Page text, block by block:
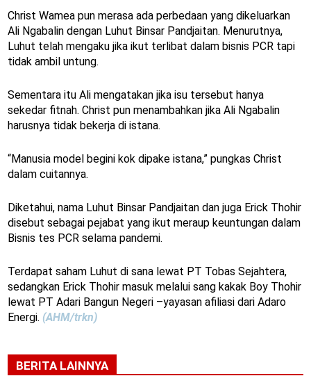
Christ Wamea pun merasa ada perbedaan yang dikeluarkan
Ali Ngabalin dengan Luhut Binsar Pandjaitan. Menurutnya,
Luhut telah mengaku jika ikut terlibat dalam bisnis PCR tapi
tidak ambil untung.
Sementara itu Ali mengatakan jika isu tersebut hanya
sekedar fitnah. Christ pun menambahkan jika Ali Ngabalin
harusnya tidak bekerja di istana.
“Manusia model begini kok dipake istana,” pungkas Christ
dalam cuitannya.
Diketahui, nama Luhut Binsar Pandjaitan dan juga Erick Thohir
disebut sebagai pejabat yang ikut meraup keuntungan dalam
Bisnis tes PCR selama pandemi.
Terdapat saham Luhut di sana lewat PT Tobas Sejahtera,
sedangkan Erick Thohir masuk melalui sang kakak Boy Thohir
lewat PT Adari Bangun Negeri –yayasan afiliasi dari Adaro
Energi. (AHM/trkn)
BERITA LAINNYA